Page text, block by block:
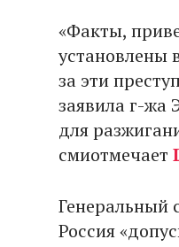
«Факты,
установлены
за эти
заявила г-жа
для
смиотмечает
Генеральный
Россия